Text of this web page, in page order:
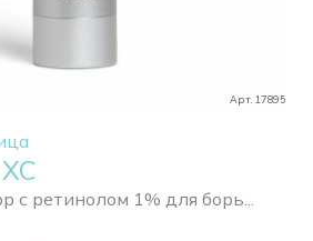
Арт. 17895
с ретинолом 1% для борь...